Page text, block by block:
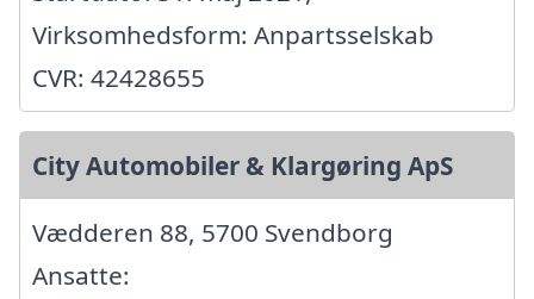
Virksomhedsform: Anpartsselskab
CVR: 42428655
City Automobiler & Klargøring ApS
Vædderen 88, 5700 Svendborg
Ansatte: